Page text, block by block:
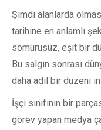
Şimdi alanlarda
tarihine en anlamlı
sömürüsüz, eşit bir
Bu salgın sonrası
daha adil bir düzeni
İşçi sınıfının bir
görev yapan medya